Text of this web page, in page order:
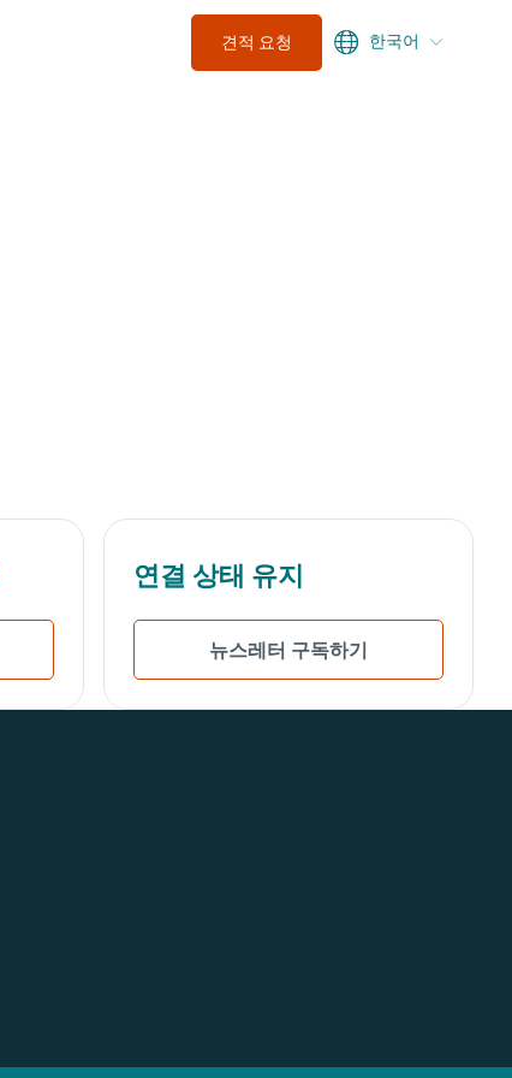
견적 요청 한국어
연결 상태 유지
뉴스레터 구독하기